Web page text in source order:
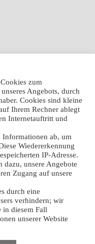
Der Redner
Der Trainer
Der Mensch
zum
Angebots, durch
Cookies sind kleine
Ihrem Rechner ablegt
Internetauftritt und
Informationen ab, um
Wiedererkennung
IP-Adresse.
dazu, unsere Angebote
Zugang auf unsere
durch eine
verhindern; wir
in diesem Fall
unserer Website